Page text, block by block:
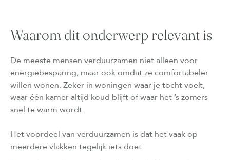
Waarom dit onderwerp relevant is
De meeste mensen verduurzamen niet alleen voor
energiebesparing, maar ook omdat ze comfortabeler
willen wonen. Zeker in woningen waar je tocht voelt,
waar één kamer altijd koud blijft of waar het ’s zomers
snel te warm wordt.
Het voordeel van verduurzamen is dat het vaak op
meerdere vlakken tegelijk iets doet: